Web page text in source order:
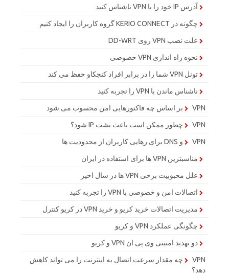
آدرس IP خود را با VPN ناشناس کنید
چگونه در KERIO CONNECT گروه کاربران را ایجاد کنیم
علت نصب VPN روی DD-WRT
نحوه راه اندازی VPN خصوصی
تونل VPN شما را در برابر افراد کنجکاو حفظ می کند
ناشناس ماندن با VPN را تجربه کنید
VPN بر اساس چه فاکتورهایی امن محسوب می شود
VPN چطور ممکن است باعث نشت IP شود؟
VPN و DNS برای رهایی کاربران از محدودیت ها
مناسبترین VPN ها برای استفاده در ایران
علل محبوبیت برخی VPN ها در سال اخیر
اتصالات امن و خصوصی با VPN را تجربه کنید
مدیریت اتصالات خرید کریو و خرید VPN در کریو کنترل
چگونگی عملکرد VPN و کریو
دو تهدید امنیتی وی پی ان VPN و کریو
VPN چه مقدار سرعت اتصال به اینترنت را می تواند کاهش
دهد؟